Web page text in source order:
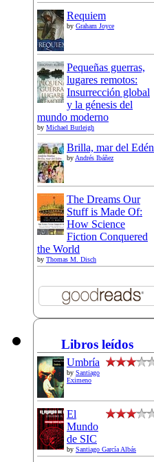
Requiem
by Graham Joyce
Pequeñas guerras,
lugares remotos:
Insurrección global
y la génesis del
mundo moderno
by Michael Burleigh
Brilla, mar del Edén
by Andrés Ibáñez
The Dreams Our
Stuff is Made Of:
How Science
Fiction Conquered
the World
by Thomas M. Disch
Libros leídos
Umbría
by Santiago
Eximeno
El
Mundo
de SIC
by Santiago García Albás